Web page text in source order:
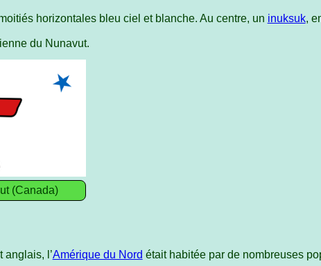
horizontales bleu ciel et blanche. Au centre, un inuksuk,
du Nunavut.
(Canada)
anglais, l’Amérique du Nord était habitée par de nombreuses